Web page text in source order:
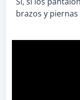
brazos y